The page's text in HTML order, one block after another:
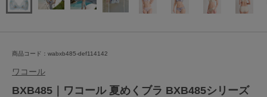
商品コード：wabxb485-def114142
ワコール
BXB485｜ワコール 夏めくブラ BXB485シリーズ